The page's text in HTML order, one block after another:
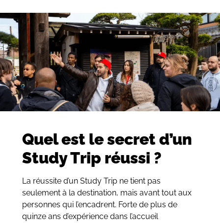
Quel est le secret d’un
Study Trip réussi ?
La réussite d’un Study Trip ne tient pas
seulement à la destination, mais avant tout aux
personnes qui l’encadrent. Forte de plus de
quinze ans d’expérience dans l’accueil